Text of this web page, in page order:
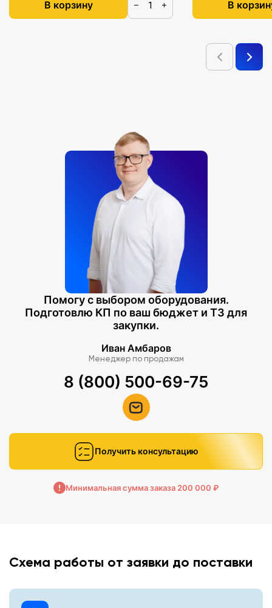
В корзину − + В
Помогу с выбором оборудования.
Подготовлю КП по ваш бюджет и ТЗ для
закупки.
Иван Амбаров
Менеджер по продажам
8 (800) 500-69-75
Получить консультацию
Минимальная сумма заказа 200 000 ₽
Схема работы от заявки до поставки